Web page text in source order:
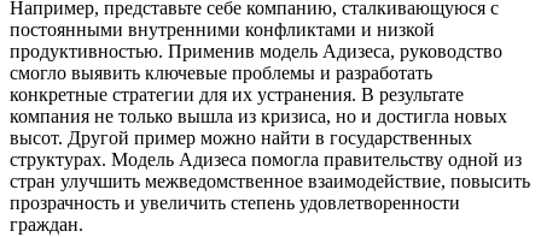
Например, представьте себе компанию, сталкивающуюся с
постоянными внутренними конфликтами и низкой
продуктивностью. Применив модель Адизеса, руководство
смогло выявить ключевые проблемы и разработать
конкретные стратегии для их устранения. В результате
компания не только вышла из кризиса, но и достигла новых
высот. Другой пример можно найти в государственных
структурах. Модель Адизеса помогла правительству одной из
стран улучшить межведомственное взаимодействие, повысить
прозрачность и увеличить степень удовлетворенности
граждан.